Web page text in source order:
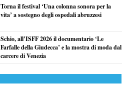
Torna il festival ‘Una colonna sonora per la
vita’ a sostegno degli ospedali abruzzesi
Schio, all’ISFF 2026 il documentario ‘Le
Farfalle della Giudecca’ e la mostra di moda dal
carcere di Venezia